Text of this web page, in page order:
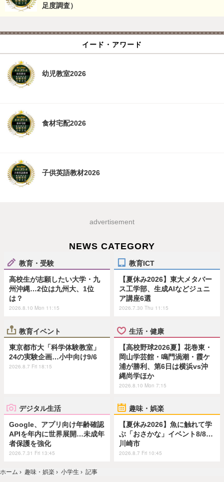
足度調査）
イード・アワード
幼児教室2026
食材宅配2026
子供英語教材2026
advertisement
NEWS CATEGORY
教育・受験
高校生が志願したい大学・九
州沖縄…2位は九州大、1位
は？
2026.8.10 Mon 11:15
教育ICT
【夏休み2026】東大メタバー
ス工学部、生成AIなどジュニ
ア講座6選
2026.7.30 Thu 11:15
教育イベント
東京都市大「科学体験教室」
24の実験企画…小中向け9/6
2026.8.7 Fri 18:15
生活・健康
【高校野球2026夏】花巻東・
岡山学芸館・鳴門渦潮・霞ケ
浦が勝利、第6日は横浜vs沖
縄尚学ほか
2026.8.10 Mon 7:15
デジタル生活
Google、アプリ向け年齢確認
APIを年内に世界展開…未成年
者保護を強化
2026.7.31 Fri 13:45
趣味・娯楽
【夏休み2026】魚に触れて学
ぶ「おさかな」イベント8/8…
川崎市
2026.8.7 Fri 10:45
ホーム › 趣味・娯楽 › 小学生 › 記事